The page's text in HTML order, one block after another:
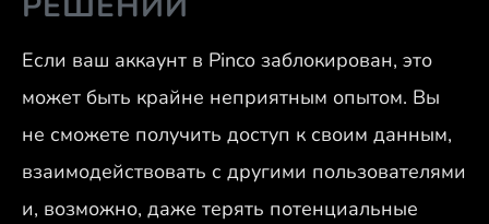
Если ваш аккаунт в Pinco заблокирован, это
может быть крайне неприятным опытом. Вы
не сможете получить доступ к своим данным,
взаимодействовать с другими пользователями
и, возможно, даже терять потенциальные